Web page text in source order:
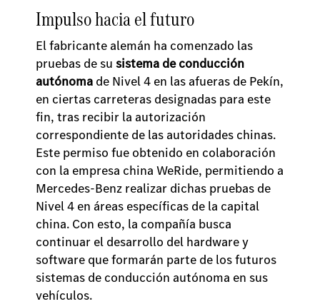
Impulso hacia el futuro
El fabricante alemán ha comenzado las
pruebas de su sistema de conducción
autónoma de Nivel 4 en las afueras de Pekín,
en ciertas carreteras designadas para este
fin, tras recibir la autorización
correspondiente de las autoridades chinas.
Este permiso fue obtenido en colaboración
con la empresa china WeRide, permitiendo a
Mercedes-Benz realizar dichas pruebas de
Nivel 4 en áreas específicas de la capital
china. Con esto, la compañía busca
continuar el desarrollo del hardware y
software que formarán parte de los futuros
sistemas de conducción autónoma en sus
vehículos.